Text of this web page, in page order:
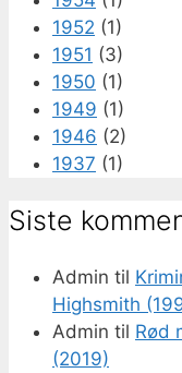
1952 (1)
1951 (3)
1950 (1)
1949 (1)
1946 (2)
1937 (1)
Siste
Admin til
Highsmith
Admin til Rød
(2019)